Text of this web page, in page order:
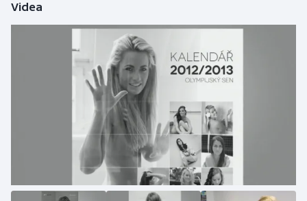
Judo
Lyže a snowboard
Moderní pětiboj
Videa